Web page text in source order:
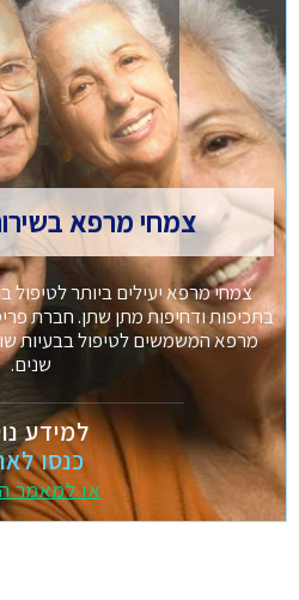
צמחי מרפא
צמחי מרפא יעילים ביותר
בתכיפות ודחיפות מתן שתן. חברת
מרפא המשמשים לטיפול בבעיות
שנים.
למידע
כנסו
או למאמר